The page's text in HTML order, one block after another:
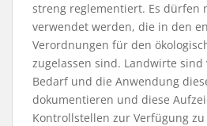
streng reglementiert. Es dürfen
verwendet werden, die in den
Verordnungen für den
zugelassen sind. Landwirte
Bedarf und die Anwendung
dokumentieren und diese
Kontrollstellen zur Verfügung